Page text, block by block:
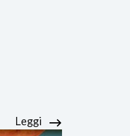
Leggi